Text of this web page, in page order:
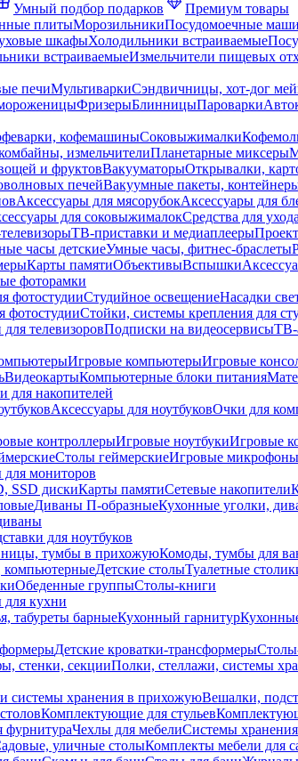
Умный подбор подарков
Премиум товары
плитыМорозильникиПосудомоечные
шкафыХолодильники встраиваемые
встраиваемыеИзмельчители пищевых
печиМультиваркиСэндвичницы, хот-дог
ФризерыБлинницыПароварки
кофемашиныСоковыжималки
измельчителиПланетарные миксеры
и фруктовВакууматорыОткрывалки,
печейВакуумные пакеты,
Аксессуары для мясорубокАксессуары для
для соковыжималокСредства для
ТВ-приставки и медиаплееры
часы детскиеУмные часы, фитнес-браслеты
Карты памятиОбъективыВспышки
фоторамки
фотостудииСтудийное освещениеНасадки
фотостудииСтойки, системы крепления для
телевизоровПодписки на видеосервисыТВ-
Игровые компьютерыИгровые
ВидеокартыКомпьютерные блоки питания
для накопителей
Аксессуары для ноутбуковОчки для
контроллерыИгровые ноутбукиИгровые
Столы геймерскиеИгровые микрофоны
мониторов
SSD дискиКарты памятиСетевые накопители
Диваны П-образныеКухонные уголки,
для ноутбуков
тумбы в прихожуюКомоды, тумбы для
Детские столыТуалетные
Обеденные группыСтолы-книги
кухни
табуреты барныеКухонный гарнитур
Детские кроватки-трансформеры
стенки, секцииПолки, стеллажи, системы
системы хранения в прихожуюВешалки,
Комплектующие для стульев
фурнитураЧехлы для мебелиСистемы
уличные столыКомплекты мебели для